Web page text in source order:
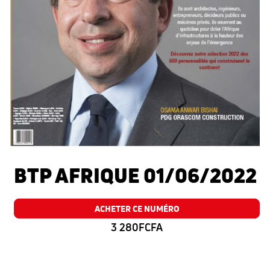
BTP AFRIQUE 01/06/2022
ACHETER CE NUMÉRO
3 280FCFA